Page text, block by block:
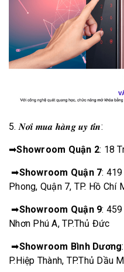
5. 𝑵𝒐̛𝒊 𝒎𝒖𝒂 𝒉𝒂̀𝒏𝒈 𝒖𝒚 𝒕𝒊́𝒏:
➡Showroom Quận 2: 18
➡Showroom Quận 7:
Phong, Quận 7, TP. Hồ Chí
➡Showroom Quận 9:
Nhơn Phú A, TP.Thủ Đức
➡Showroom Bình Dương
P.Hiệp Thành, TP.Thủ Dầu